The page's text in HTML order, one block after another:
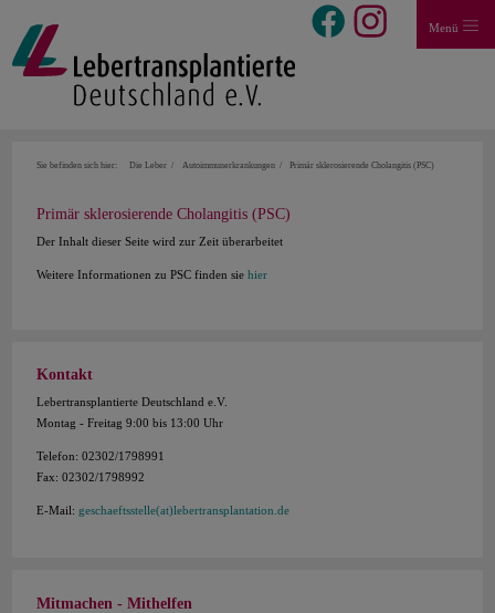
Menü
Sie befinden sich hier: Die Leber Autoimmunerkrankungen Primär sklerosierende Cholangitis (PSC)
Primär sklerosierende Cholangitis (PSC)
Der Inhalt dieser Seite wird zur Zeit überarbeitet
Weitere Informationen zu PSC finden sie hier
Kontakt
Lebertransplantierte Deutschland e.V.
Montag - Freitag 9:00 bis 13:00 Uhr
Telefon: 02302/1798991
Fax: 02302/1798992
E-Mail: geschaeftsstelle(at)lebertransplantation.de
Mitmachen - Mithelfen